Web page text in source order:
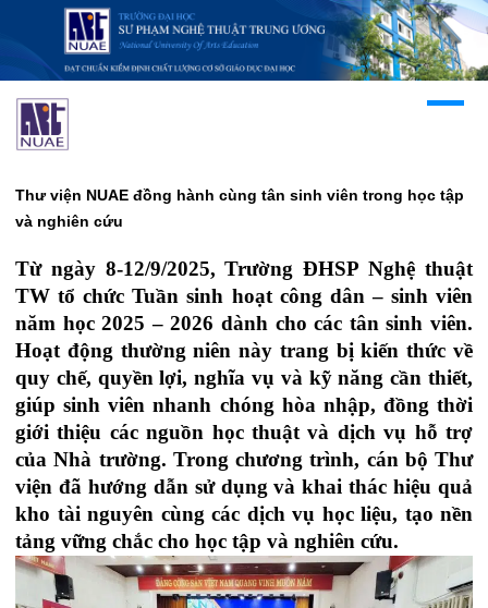
Thư viện NUAE đồng hành cùng tân sinh viên trong học tập
và nghiên cứu
Từ ngày 8-12/9/2025, Trường ĐHSP Nghệ thuật
TW tổ chức Tuần sinh hoạt công dân – sinh viên
năm học 2025 – 2026 dành cho các tân sinh viên.
Hoạt động thường niên này trang bị kiến thức về
quy chế, quyền lợi, nghĩa vụ và kỹ năng cần thiết,
giúp sinh viên nhanh chóng hòa nhập, đồng thời
giới thiệu các nguồn học thuật và dịch vụ hỗ trợ
của Nhà trường. Trong chương trình, cán bộ Thư
viện đã hướng dẫn sử dụng và khai thác hiệu quả
kho tài nguyên cùng các dịch vụ học liệu, tạo nền
tảng vững chắc cho học tập và nghiên cứu.